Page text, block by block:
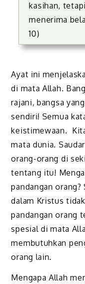
kasihan,
menerima
10)
Ayat ini
di mata Allah.
rajani, bangsa
sendiri! Semua
keistimewaan.
mata dunia.
orang-orang di
tentang itu!
pandangan
dalam Kristus
pandangan orang
spesial di mata
membutuhkan
orang lain.
Mengapa Allah